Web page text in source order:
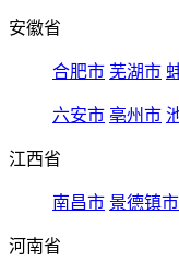
安徽省
合肥市 芜湖市
六安市 亳州市
江西省
南昌市 景德镇市
河南省